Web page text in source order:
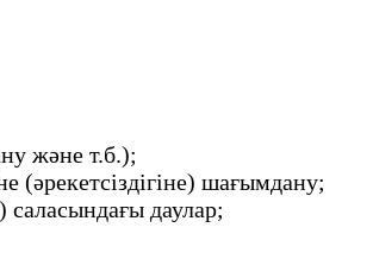
және т.б.);
шағымдану;
даулар;